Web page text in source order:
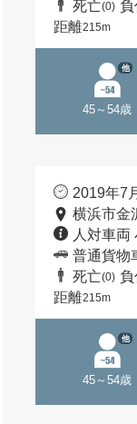
死亡(0) 負
距離215m
45～54歳
他
2019年7
横浜市金
人対車両
普通貨物
死亡(0) 負
距離215m
45～54歳
他